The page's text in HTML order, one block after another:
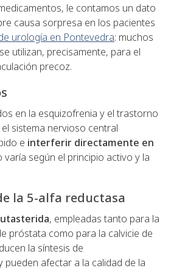
le contamos un dato
causa sorpresa en los pacientes
urología en Pontevedra: muchos
utilizan, precisamente, para el
precoz.
en la esquizofrenia y el trastorno
sistema nervioso central
e interferir directamente en
varía según el principio activo y la
la 5-alfa reductasa
, empleadas tanto para la
próstata como para la calvicie de
la síntesis de
afectar a la calidad de la